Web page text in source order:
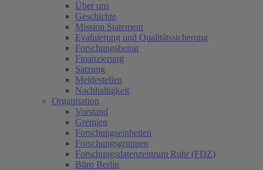
Über uns
Geschichte
Mission Statement
Evaluierung und Qualitätssicherung
Forschungsbeirat
Finanzierung
Satzung
Meldestellen
Nachhaltigkeit
Organisation
Vorstand
Gremien
Forschungseinheiten
Forschungsgruppen
Forschungsdatenzentrum Ruhr (FDZ)
Büro Berlin